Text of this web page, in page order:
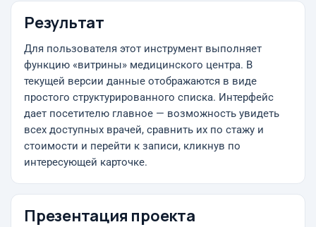
Результат
Для пользователя этот инструмент выполняет
функцию «витрины» медицинского центра. В
текущей версии данные отображаются в виде
простого структурированного списка. Интерфейс
дает посетителю главное — возможность увидеть
всех доступных врачей, сравнить их по стажу и
стоимости и перейти к записи, кликнув по
интересующей карточке.
Презентация проекта